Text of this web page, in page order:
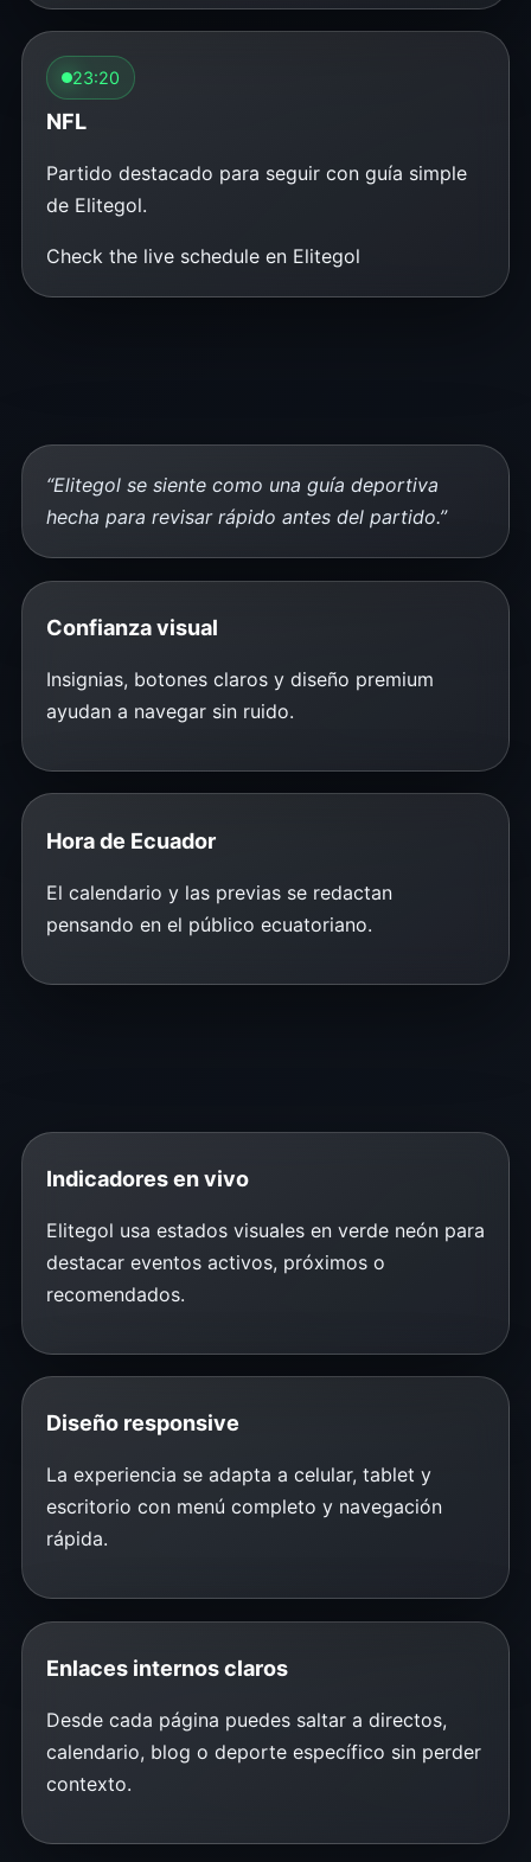
23:20
NFL
Partido destacado para seguir con guía simple
de Elitegol.
Check the live schedule en Elitegol
“Elitegol se siente como una guía deportiva
hecha para revisar rápido antes del partido.”
Confianza visual
Insignias, botones claros y diseño premium
ayudan a navegar sin ruido.
Hora de Ecuador
El calendario y las previas se redactan
pensando en el público ecuatoriano.
Indicadores en vivo
Elitegol usa estados visuales en verde neón para
destacar eventos activos, próximos o
recomendados.
Diseño responsive
La experiencia se adapta a celular, tablet y
escritorio con menú completo y navegación
rápida.
Enlaces internos claros
Desde cada página puedes saltar a directos,
calendario, blog o deporte específico sin perder
contexto.